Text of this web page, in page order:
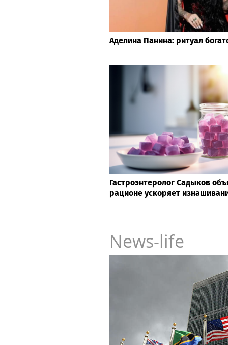
Аделина Панина: ритуал
Гастроэнтеролог Садыков
рационе ускоряет
News-life